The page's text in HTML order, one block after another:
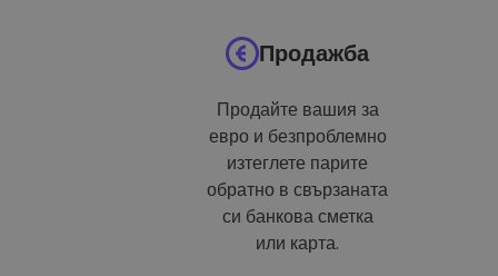
Продажба
Продайте вашия за
евро и безпроблемно
изтеглете парите
обратно в свързаната
си банкова сметка
или карта.